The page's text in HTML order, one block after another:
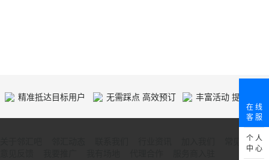
在 线
客 服
个 人
中 心
精准抵达目标用户 无需踩点 高效预订 丰富活动 提供人气
常见问题